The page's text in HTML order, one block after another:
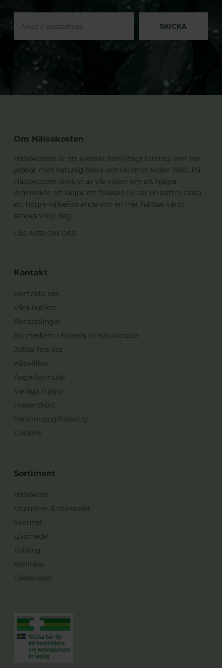
SKICKA
Om Hälsokosten
Hälsokosten är ett svenskt familjeägt företag som har
jobbat med naturlig hälsa och skönhet sedan 1980. På
Hälsokosten drivs vi av vår vision om att hjälpa
människor att skapa ett friskare liv där en bättre hälsa,
ett högre välbefinnande och en mer hållbar värld
skapas varje dag.
LÄS MER OM OSS
Kontakt
Kontakta oss
Våra butiker
Behandlingar
Bli medlem i Friends of Hälsokosten
Jobba hos oss
Köpvillkor
Ångerformulär
Vanliga frågor
Presentkort
Personuppgiftspolicy
Cookies
Sortiment
Hälsokost
Vitaminer & mineraler
Skönhet
Livsmedel
Träning
Wellness
Läkemedel